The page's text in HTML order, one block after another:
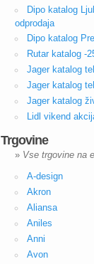
Dipo katalog
odprodaja
Dipo katalog
Rutar katalog -
Jager katalog
Jager katalog
Jager katalog
Lidl vikend
Trgovine
» Vse trgovine na
A-design
Akron
Aliansa
Aniles
Anni
Avon